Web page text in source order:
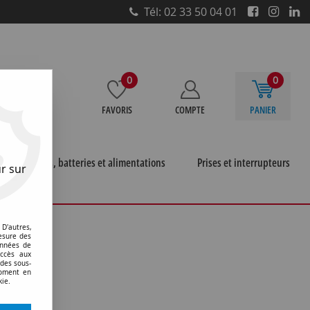
Tél: 02 33 50 04 01
0
FAVORIS COMPTE
0
PANIER
Piles, batteries et alimentations Prises et interrupteurs
sur
des
de
aux
sous-
en